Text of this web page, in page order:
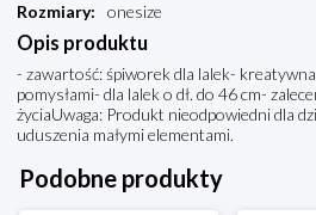
Rozmiary: onesize
Opis produktu
- zawartość: śpiworek dla lalek-
pomysłami- dla lalek o dł. do 46 cm-
życiaUwaga: Produkt nieodpowiedni dla
uduszenia małymi elementami.
Podobne produkty